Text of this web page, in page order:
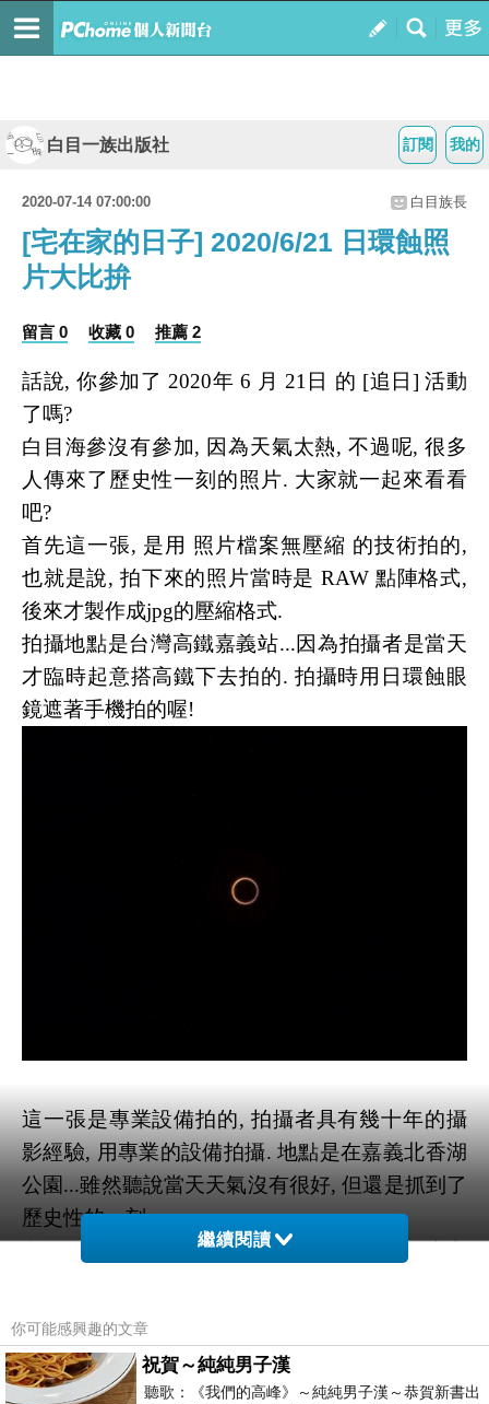
我的
訂閱
白目一族出版社
2020-07-14 07:00:00 白目族長
[宅在家的日子] 2020/6/21 日環蝕照
片大比拚
留言 0 收藏 0 推薦 2
話說, 你參加了 2020年 6 月 21日 的 [追日] 活動
了嗎?
白目海參沒有參加, 因為天氣太熱, 不過呢, 很多
人傳來了歷史性一刻的照片. 大家就一起來看看
吧?
首先這一張, 是用 照片檔案無壓縮 的技術拍的,
也就是說, 拍下來的照片當時是 RAW 點陣格式,
後來才製作成jpg的壓縮格式.
拍攝地點是台灣高鐵嘉義站...因為拍攝者是當天
才臨時起意搭高鐵下去拍的. 拍攝時用日環蝕眼
鏡遮著手機拍的喔!
這一張是專業設備拍的, 拍攝者具有幾十年的攝
影經驗, 用專業的設備拍攝. 地點是在嘉義北香湖
公園...雖然聽說當天天氣沒有很好, 但還是抓到了
歷史性的一刻.
白目海參還聽說, 使用專業設備沒辦法照出 "上帝
有缺角@@... 所以這張專業照片左邊的缺角, 不知
道是不是因為這樣造成的?
繼續閱讀
你可能感興趣的文章
祝賀～純純男子漢
聽歌：《我們的高峰》～純純男子漢～恭賀新書出